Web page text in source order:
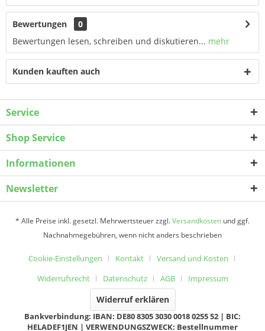
Bewertungen
0
Bewertungen lesen, schreiben und diskutieren... mehr
Kunden kauften auch
Service
Shop Service
Informationen
Newsletter
* Alle Preise inkl. gesetzl. Mehrwertsteuer zzgl.Versandkosten und ggf.
Nachnahmegebühren, wenn nicht anders beschrieben
Cookie-Einstellungen Kontakt
Versand und Kosten
Widerrufsrecht
Datenschutz AGB Impressum
Widerruf erklären
Bankverbindung: IBAN: DE80 8305 3030 0018 0255 52 | BIC:
HELADEF1JEN | VERWENDUNGSZWECK: Bestellnummer